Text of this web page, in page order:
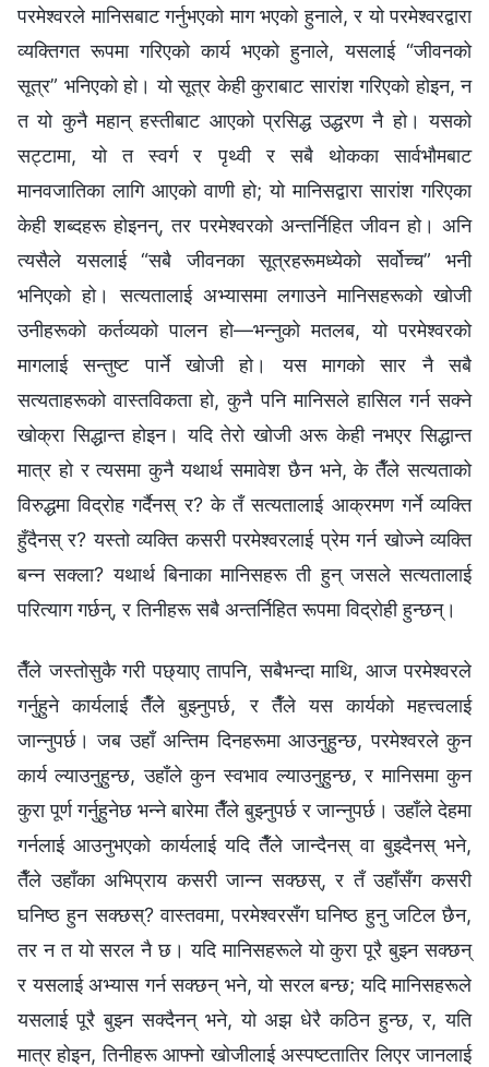
परमेश्‍वरले मानिसबाट गर्नुभएको माग भएको हुनाले, र यो परमेश्‍वरद्वारा
व्यक्तिगत रूपमा गरिएको कार्य भएको हुनाले, यसलाई “जीवनको
सूत्र” भनिएको हो। यो सूत्र केही कुराबाट सारांश गरिएको होइन, न
त यो कुनै महान्‌ हस्तीबाट आएको प्रसिद्ध उद्धरण नै हो। यसको
सट्टामा, यो त स्वर्ग र पृथ्वी र सबै थोकका सार्वभौमबाट
मानवजातिका लागि आएको वाणी हो; यो मानिसद्वारा सारांश गरिएका
केही शब्दहरू होइनन्‌, तर परमेश्‍वरको अन्तर्निहित जीवन हो। अनि
त्यसैले यसलाई “सबै जीवनका सूत्रहरूमध्येको सर्वोच्च” भनी
भनिएको हो। सत्यतालाई अभ्यासमा लगाउने मानिसहरूको खोजी
उनीहरूको कर्तव्यको पालन हो—भन्नुको मतलब, यो परमेश्‍वरको
मागलाई सन्तुष्ट पार्ने खोजी हो। यस मागको सार नै सबै
सत्यताहरूको वास्तविकता हो, कुनै पनि मानिसले हासिल गर्न सक्‍ने
खोक्रा सिद्धान्त होइन। यदि तेरो खोजी अरू केही नभएर सिद्धान्त
मात्र हो र त्यसमा कुनै यथार्थ समावेश छैन भने, के तैँले सत्यताको
विरुद्धमा विद्रोह गर्दैनस्‌ र? के तँ सत्यतालाई आक्रमण गर्ने व्यक्ति
हुँदैनस्‌ र? यस्तो व्यक्ति कसरी परमेश्‍वरलाई प्रेम गर्न खोज्ने व्यक्ति
बन्न सक्ला? यथार्थ बिनाका मानिसहरू ती हुन्‌ जसले सत्यतालाई
परित्याग गर्छन्‌, र तिनीहरू सबै अन्तर्निहित रूपमा विद्रोही हुन्छन्‌।
तैँले जस्तोसुकै गरी पछ्याए तापनि, सबैभन्दा माथि, आज परमेश्‍वरले
गर्नुहुने कार्यलाई तैँले बुझ्नुपर्छ, र तैँले यस कार्यको महत्त्वलाई
जान्नुपर्छ। जब उहाँ अन्तिम दिनहरूमा आउनुहुन्छ, परमेश्‍वरले कुन
कार्य ल्याउनुहुन्छ, उहाँले कुन स्वभाव ल्याउनुहुन्छ, र मानिसमा कुन
कुरा पूर्ण गर्नुहुनेछ भन्‍ने बारेमा तैँले बुझ्नुपर्छ र जान्नुपर्छ। उहाँले देहमा
गर्नलाई आउनुभएको कार्यलाई यदि तैँले जान्दैनस्‌ वा बुझ्दैनस्‌ भने,
तैँले उहाँका अभिप्राय कसरी जान्न सक्छस्‌, र तँ उहाँसँग कसरी
घनिष्ठ हुन सक्छस्‌? वास्तवमा, परमेश्‍वरसँग घनिष्ठ हुनु जटिल छैन,
तर न त यो सरल नै छ। यदि मानिसहरूले यो कुरा पूरै बुझ्न सक्छन्‌
र यसलाई अभ्यास गर्न सक्छन्‌ भने, यो सरल बन्छ; यदि मानिसहरूले
यसलाई पूरै बुझ्न सक्दैनन् भने, यो अझ धेरै कठिन हुन्छ, र, यति
मात्र होइन, तिनीहरू आफ्नो खोजीलाई अस्पष्टतातिर लिएर जानलाई